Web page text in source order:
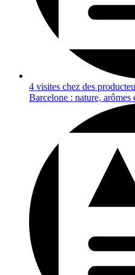
4 visites chez des
Barcelone : nature, arômes